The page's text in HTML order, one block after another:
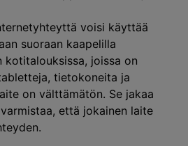
voisi käyttää
suoraan kaapelilla
joissa on
tietokoneita ja
on välttämätön. Se jakaa
että jokainen laite